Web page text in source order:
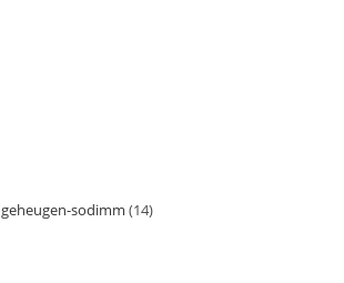
geheugen-sodimm 14